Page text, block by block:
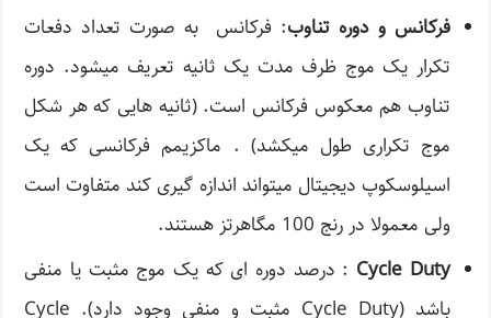
فرکانس و دوره تناوب: فرکانس به صورت تعداد دفعات
تکرار یک موج ظرف مدت یک ثانیه تعریف میشود. دوره
تناوب هم معکوس فرکانس است. (ثانیه هایی که هر شکل
موج تکراری طول میکشد) . ماکزیمم فرکانسی که یک
اسیلوسکوپ دیجیتال میتواند اندازه گیری کند متفاوت است
ولی معمولا در رنج 100 مگاهرتز هستند.
Cycle Duty : درصد دوره ای که یک موج مثبت یا منفی
باشد (Cycle Duty مثبت و منفی وجود دارد). Cycle